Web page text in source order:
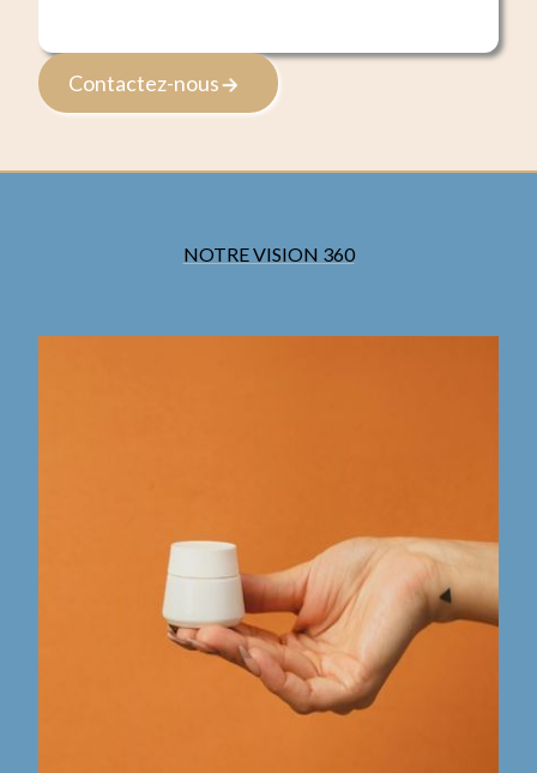
Contactez-nous
NOTRE VISION 360